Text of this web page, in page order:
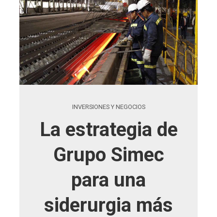
INVERSIONES Y NEGOCIOS
La estrategia de
Grupo Simec
para una
siderurgia más